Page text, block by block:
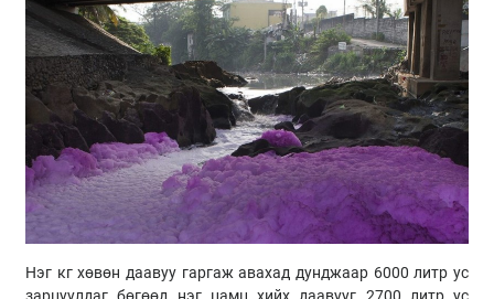
Нэг кг хөвөн даавуу гаргаж авахад дунджаар 6000 литр ус